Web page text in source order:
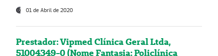
01 de Abril de 2020
Prestador: Vipmed Clínica Geral Ltda,
51004349-0 (Nome Fantasia: Policlínica